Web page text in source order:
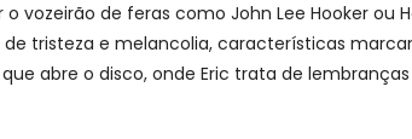
vozeirão de feras como John Lee Hooker
tristeza e melancolia, características
que abre o disco, onde Eric trata de